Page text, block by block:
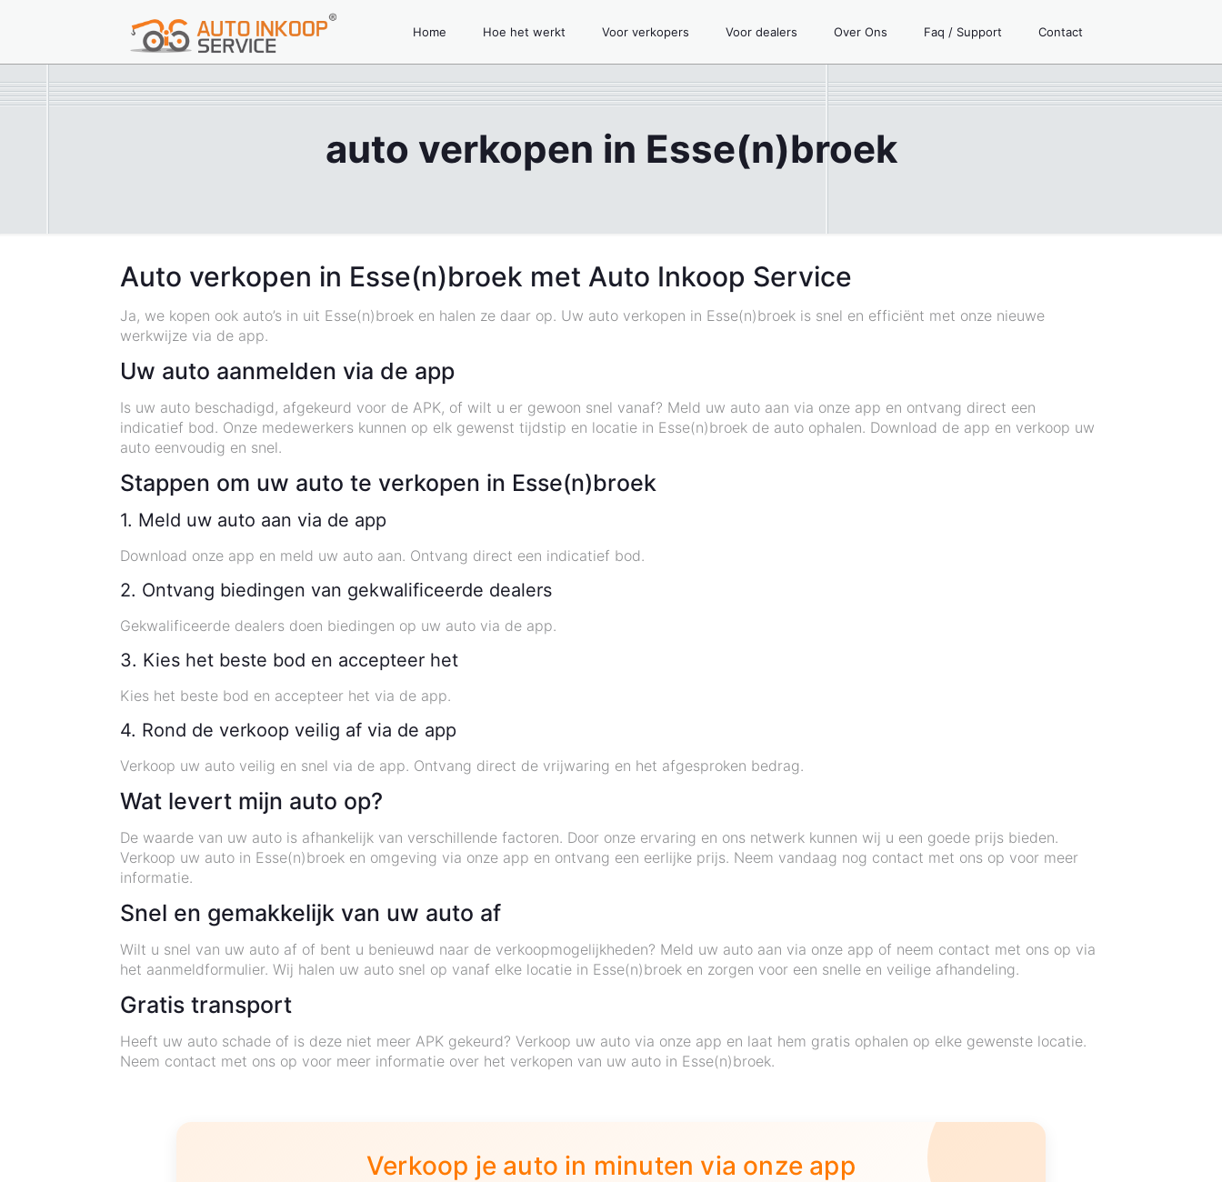
Home Hoe het werkt Voor verkopers Voor dealers Over Ons Faq / Support Contact
auto verkopen in Esse(n)broek
Auto verkopen in Esse(n)broek met Auto Inkoop Service
Ja, we kopen ook auto’s in uit Esse(n)broek en halen ze daar op. Uw auto verkopen in Esse(n)broek is snel en efficiënt met onze nieuwe
werkwijze via de app.
Uw auto aanmelden via de app
Is uw auto beschadigd, afgekeurd voor de APK, of wilt u er gewoon snel vanaf? Meld uw auto aan via onze app en ontvang direct een
indicatief bod. Onze medewerkers kunnen op elk gewenst tijdstip en locatie in Esse(n)broek de auto ophalen. Download de app en verkoop uw
auto eenvoudig en snel.
Stappen om uw auto te verkopen in Esse(n)broek
1. Meld uw auto aan via de app
Download onze app en meld uw auto aan. Ontvang direct een indicatief bod.
2. Ontvang biedingen van gekwalificeerde dealers
Gekwalificeerde dealers doen biedingen op uw auto via de app.
3. Kies het beste bod en accepteer het
Kies het beste bod en accepteer het via de app.
4. Rond de verkoop veilig af via de app
Verkoop uw auto veilig en snel via de app. Ontvang direct de vrijwaring en het afgesproken bedrag.
Wat levert mijn auto op?
De waarde van uw auto is afhankelijk van verschillende factoren. Door onze ervaring en ons netwerk kunnen wij u een goede prijs bieden.
Verkoop uw auto in Esse(n)broek en omgeving via onze app en ontvang een eerlijke prijs. Neem vandaag nog contact met ons op voor meer
informatie.
Snel en gemakkelijk van uw auto af
Wilt u snel van uw auto af of bent u benieuwd naar de verkoopmogelijkheden? Meld uw auto aan via onze app of neem contact met ons op via
het aanmeldformulier. Wij halen uw auto snel op vanaf elke locatie in Esse(n)broek en zorgen voor een snelle en veilige afhandeling.
Gratis transport
Heeft uw auto schade of is deze niet meer APK gekeurd? Verkoop uw auto via onze app en laat hem gratis ophalen op elke gewenste locatie.
Neem contact met ons op voor meer informatie over het verkopen van uw auto in Esse(n)broek.
Verkoop je auto in minuten via onze app